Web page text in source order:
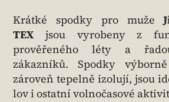
Krátké spodky pro muže
TEXjsou vyrobeny z
prověřeného léty a
zákazníků. Spodky
zároveň tepelně izolují, jsou
lov i ostatní volnočasové